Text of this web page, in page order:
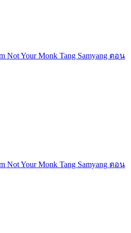
Not Your Monk Tang Samyang ตอน
Not Your Monk Tang Samyang ตอน